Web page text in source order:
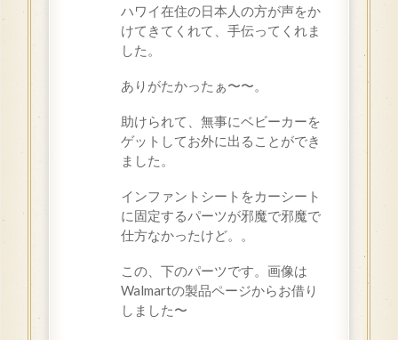
ハワイ在住の日本人の方が声をか
けてきてくれて、手伝ってくれま
した。
ありがたかったぁ〜〜。
助けられて、無事にベビーカーを
ゲットしてお外に出ることができ
ました。
インファントシートをカーシート
に固定するパーツが邪魔で邪魔で
仕方なかったけど。。
この、下のパーツです。画像は
Walmartの製品ページからお借り
しました〜